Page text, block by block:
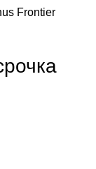
Frontier